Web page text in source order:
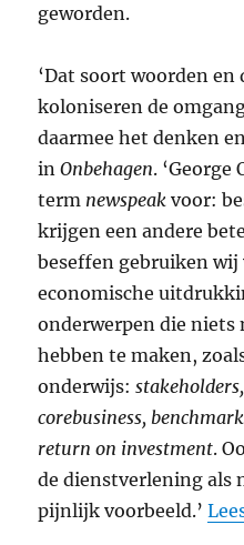
geworden.
‘Dat soort woorden en
koloniseren de
daarmee het denken
inOnbehagen. ‘George
term newspeak voor:
krijgen een andere
beseffen gebruiken
economische
onderwerpen die niets
hebben te maken,
onderwijs:
corebusiness,
return on investment.
de dienstverlening als
pijnlijk voorbeeld.’